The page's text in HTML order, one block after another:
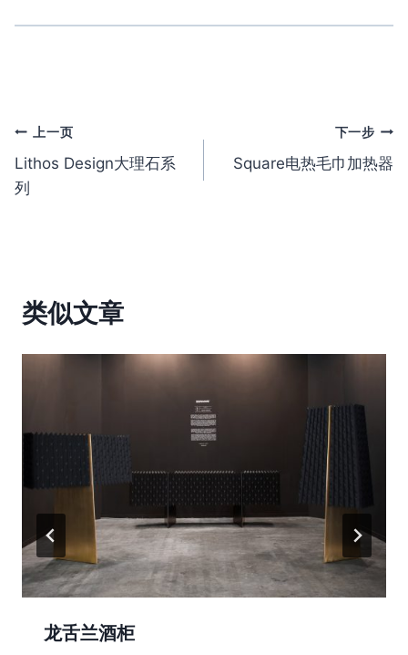
文
章
上一页
Lithos Design大理石系
列
下一步
Square电热毛巾加热器
类似文章
龙舌兰酒柜